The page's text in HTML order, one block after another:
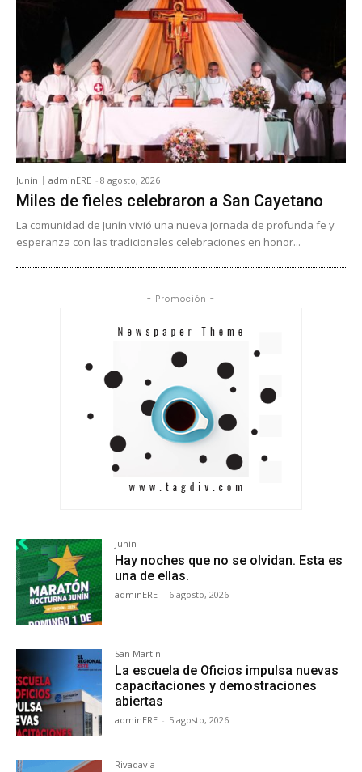
Junín adminERE - 8 agosto, 2026
Miles de fieles celebraron a San Cayetano
La comunidad de Junín vivió una nueva jornada de profunda fe y
esperanza con las tradicionales celebraciones en honor...
- Promoción -
Junín
Hay noches que no se olvidan. Esta es
una de ellas.
adminERE - 6 agosto, 2026
San Martín
La escuela de Oficios impulsa nuevas
capacitaciones y demostraciones
abiertas
adminERE - 5 agosto, 2026
Rivadavia